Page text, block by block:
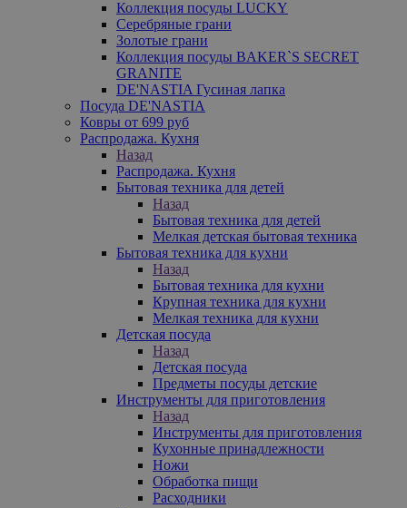
Коллекция посуды LUCKY
Серебряные грани
Золотые грани
Коллекция посуды BAKER`S SECRET
GRANITE
DE'NASTIA Гусиная лапка
Посуда DE'NASTIA
Ковры от 699 руб
Распродажа. Кухня
Назад
Распродажа. Кухня
Бытовая техника для детей
Назад
Бытовая техника для детей
Мелкая детская бытовая техника
Бытовая техника для кухни
Назад
Бытовая техника для кухни
Крупная техника для кухни
Мелкая техника для кухни
Детская посуда
Назад
Детская посуда
Предметы посуды детские
Инструменты для приготовления
Назад
Инструменты для приготовления
Кухонные принадлежности
Ножи
Обработка пищи
Расходники